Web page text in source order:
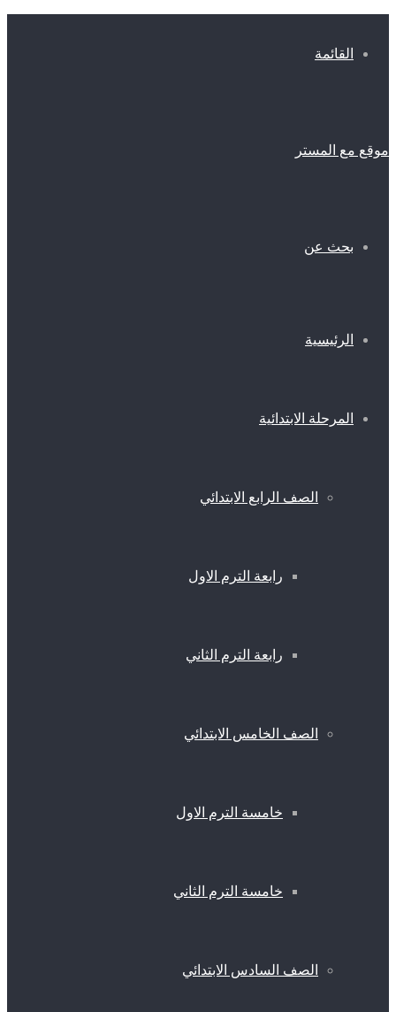
القائمة
موقع مع المستر
بحث عن
الرئيسية
المرحلة الابتدائية
الصف الرابع الابتدائي
رابعة الترم الاول
رابعة الترم الثاني
الصف الخامس الابتدائي
خامسة الترم الاول
خامسة الترم الثاني
الصف السادس الابتدائي